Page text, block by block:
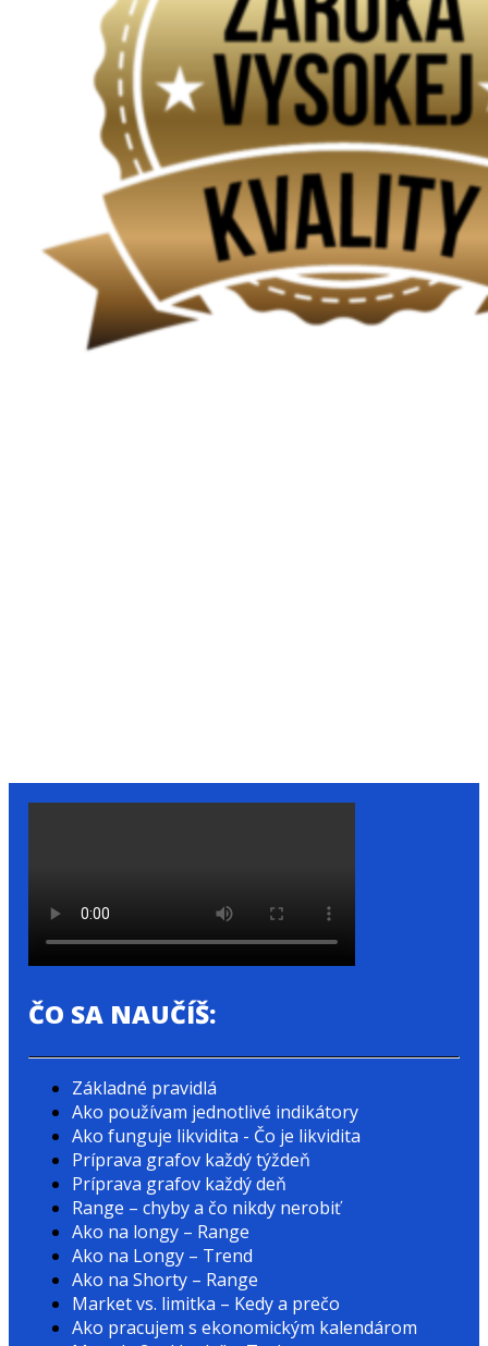
ČO SA NAUČÍŠ:
Základné pravidlá
Ako používam jednotlivé indikátory
Ako funguje likvidita - Čo je likvidita
Príprava grafov každý týždeň
Príprava grafov každý deň
Range – chyby a čo nikdy nerobiť
Ako na longy – Range
Ako na Longy – Trend
Ako na Shorty – Range
Market vs. limitka – Kedy a prečo
Ako pracujem s ekonomickým kalendárom